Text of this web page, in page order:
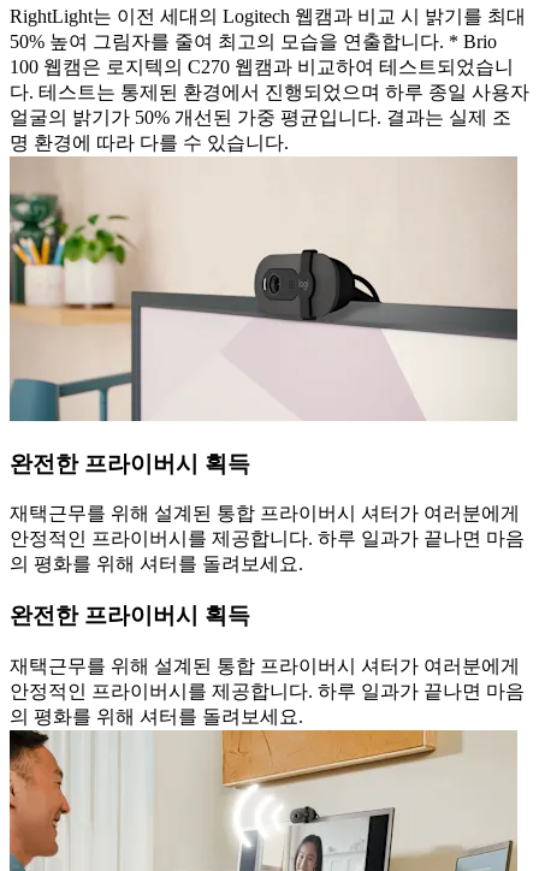
RightLight는 이전 세대의 Logitech 웹캠과 비교 시 밝기를 최대
50% 높여 그림자를 줄여 최고의 모습을 연출합니다. * Brio
100 웹캠은 로지텍의 C270 웹캠과 비교하여 테스트되었습니
다. 테스트는 통제된 환경에서 진행되었으며 하루 종일 사용자
얼굴의 밝기가 50% 개선된 가중 평균입니다. 결과는 실제 조
명 환경에 따라 다를 수 있습니다.
완전한 프라이버시 획득
재택근무를 위해 설계된 통합 프라이버시 셔터가 여러분에게
안정적인 프라이버시를 제공합니다. 하루 일과가 끝나면 마음
의 평화를 위해 셔터를 돌려보세요.
완전한 프라이버시 획득
재택근무를 위해 설계된 통합 프라이버시 셔터가 여러분에게
안정적인 프라이버시를 제공합니다. 하루 일과가 끝나면 마음
의 평화를 위해 셔터를 돌려보세요.